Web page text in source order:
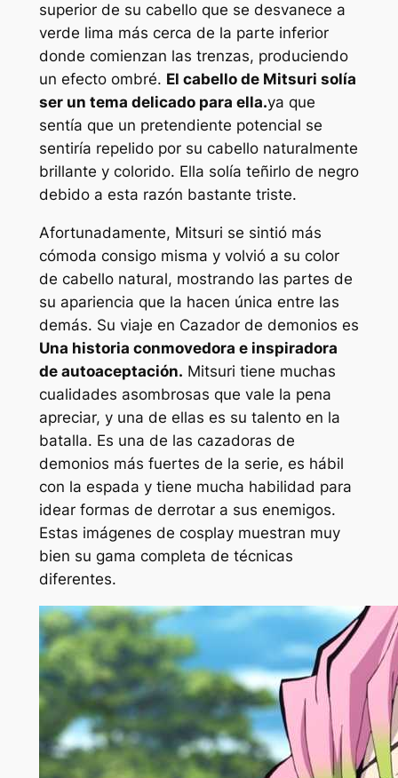
superior de su cabello que se desvanece a
verde lima más cerca de la parte inferior
donde comienzan las trenzas, produciendo
un efecto ombré. El cabello de Mitsuri solía
ser un tema delicado para ella.ya que
sentía que un pretendiente potencial se
sentiría repelido por su cabello naturalmente
brillante y colorido. Ella solía teñirlo de negro
debido a esta razón bastante triste.
Afortunadamente, Mitsuri se sintió más
cómoda consigo misma y volvió a su color
de cabello natural, mostrando las partes de
su apariencia que la hacen única entre las
demás. Su viaje en Cazador de demonios es
Una historia conmovedora e inspiradora
de autoaceptación. Mitsuri tiene muchas
cualidades asombrosas que vale la pena
apreciar, y una de ellas es su talento en la
batalla. Es una de las cazadoras de
demonios más fuertes de la serie, es hábil
con la espada y tiene mucha habilidad para
idear formas de derrotar a sus enemigos.
Estas imágenes de cosplay muestran muy
bien su gama completa de técnicas
diferentes.